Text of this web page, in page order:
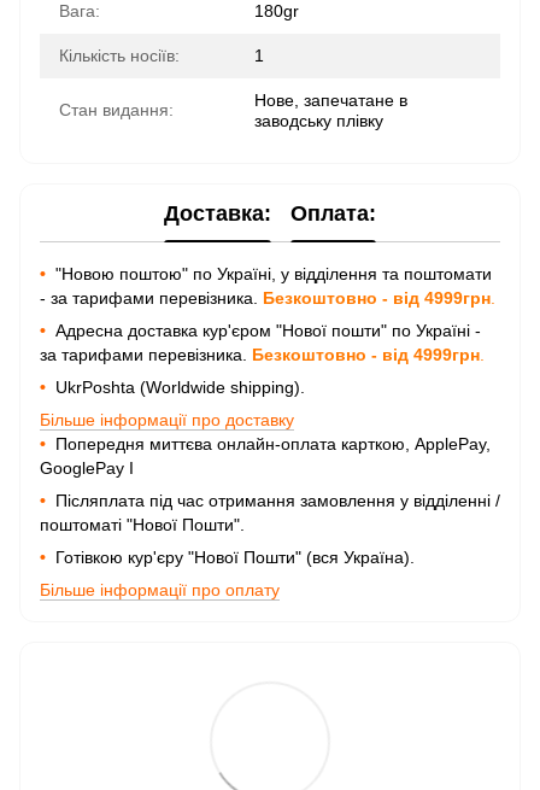
Вага: 180gr
Кількість носіїв: 1
Стан видання:
Нове, запечатане в
заводську плівку
Доставка: Оплата:
• "Новою поштою" по Україні, у відділення та поштомати
- за тарифами перевізника. Безкоштовно - від 4999грн
• Адресна доставка кур'єром "Нової пошти" по Україні -
за тарифами перевізника. Безкоштовно - від 4999грн
• UkrPoshta (Worldwide shipping).
Більше інформації про доставку
• Попередня миттєва онлайн-оплата карткою, ApplePay,
GooglePay I
• Післяплата під час отримання замовлення у відділенні /
поштоматі "Нової Пошти".
• Готівкою кур'єру "Нової Пошти" (вся Україна).
Більше інформації про оплату